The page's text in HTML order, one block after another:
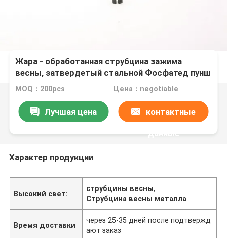
Жара - обработанная струбцина зажима
весны, затвердетый стальной Фосфатед пунш
разделяет черноту
MOQ：200pcs Цена：negotiable
Лучшая цена контактные
данные
Характер продукции
Высокий свет:
струбцины весны,
Струбцина весны металла
Время доставки
через 25-35 дней после подтвержд
ают заказ